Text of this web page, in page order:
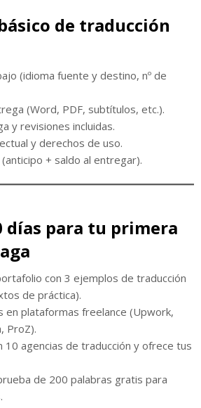
de traducción
(idioma fuente y destino, nº de
(Word, PDF, subtítulos, etc.).
y revisiones incluidas.
y derechos de uso.
+ saldo al entregar).
días para tu primera
con 3 ejemplos de traducción
de práctica).
plataformas freelance (Upwork,
ProZ).
10 agencias de traducción y ofrece tus
de 200 palabras gratis para